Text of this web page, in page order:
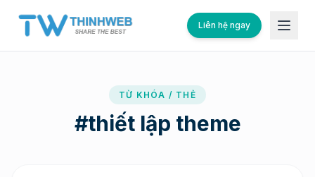
Liên hệ ngay
TỪ KHÓA / THẺ
#thiết lập theme